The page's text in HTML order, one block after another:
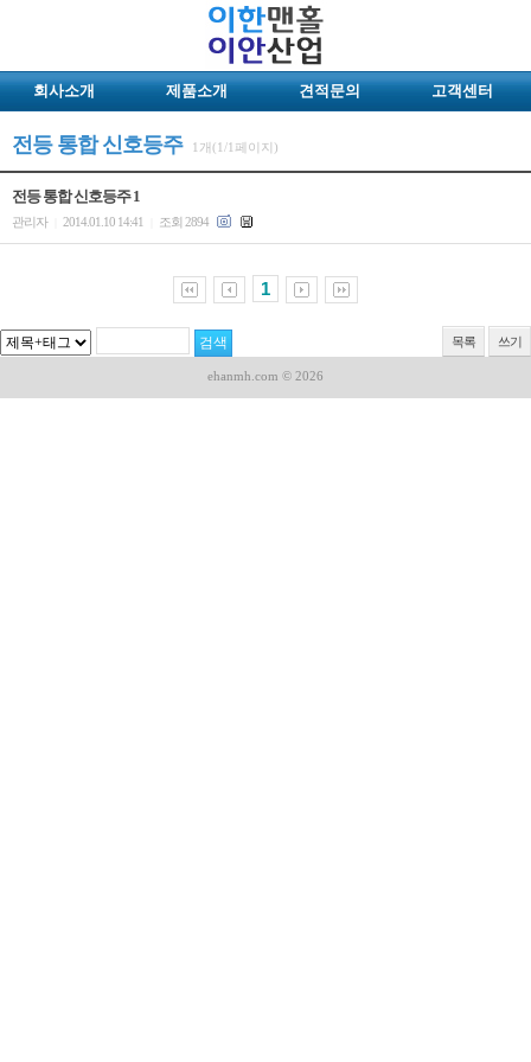
회사소개 제품소개 견적문의 고객센터
전등 통합 신호등주 1개(1/1페이지)
전등 통합 신호등주 1
관리자 2014.01.10 14:41 조회 2894
1
목록 쓰기
ehanmh.com © 2026